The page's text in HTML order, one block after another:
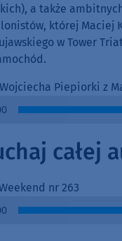
a także
której Maciej
w Tower
Piepiorki z
całej
nr 263